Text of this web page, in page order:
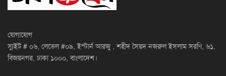
যোগাযোগ
স্যুইট # ০৬, লেভেল #০৯, ইস্টার্ন আরজু , শহীদ সৈয়দ নজরুল ইসলাম সরণি, ৬১,
বিজয়নগর, ঢাকা ১০০০, বাংলাদেশ।